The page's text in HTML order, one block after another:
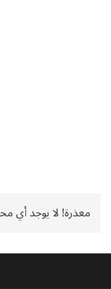
معذرة! لا يوجد أي